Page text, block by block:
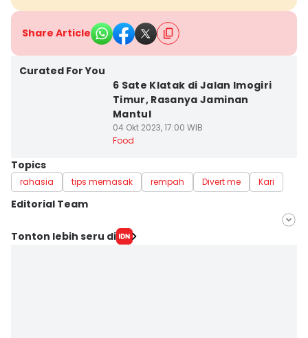
Share Article
Curated For You
6 Sate Klatak di Jalan Imogiri
Timur, Rasanya Jaminan
Mantul
04 Okt 2023, 17:00 WIB
Food
Topics
rahasia tips memasak rempah Divert me Kari
Editorial Team
Editor
Tonton lebih seru di